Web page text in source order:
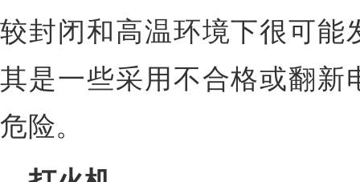
较封闭和高温环境下很可能
其是一些采用不合格或翻新
危险。